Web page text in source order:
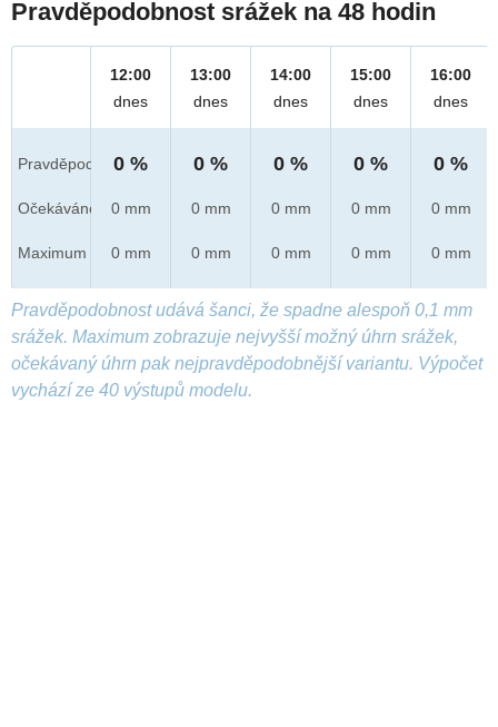
Pravděpodobnost srážek na 48 hodin
Pravděpod.
Očekáváno
Maximum
12:00
dnes
0 %
0 mm
0 mm
13:00
dnes
0 %
0 mm
0 mm
14:00
dnes
0 %
0 mm
0 mm
15:00
dnes
0 %
0 mm
0 mm
16:00
dnes
0 %
0 mm
0 mm
Pravděpodobnost udává šanci, že spadne alespoň 0,1 mm
srážek. Maximum zobrazuje nejvyšší možný úhrn srážek,
očekávaný úhrn pak nejpravděpodobnější variantu. Výpočet
vychází ze 40 výstupů modelu.